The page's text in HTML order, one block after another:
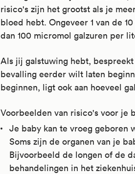
risico's zijn het grootst als je
bloed hebt. Ongeveer 1 van de
dan 100 micromol galzuren per
Als jij galstuwing hebt,
bevalling eerder wilt laten
beginnen, ligt ook aan hoeveel
Voorbeelden van risico's voor je
Je baby kan te vroeg geboren
Soms zijn de organen van je
Bijvoorbeeld de longen of de
behandelingen in het